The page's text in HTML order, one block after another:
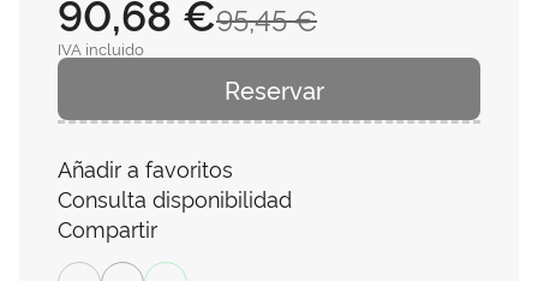
95,45 €
90,68 €
IVA incluido
Reservar
Añadir a favoritos
Consulta disponibilidad
Compartir